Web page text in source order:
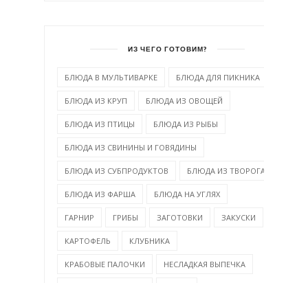
ИЗ ЧЕГО ГОТОВИМ?
БЛЮДА В МУЛЬТИВАРКЕ БЛЮДА ДЛЯ ПИКНИКА
БЛЮДА ИЗ КРУП БЛЮДА ИЗ ОВОЩЕЙ
БЛЮДА ИЗ ПТИЦЫ БЛЮДА ИЗ РЫБЫ
БЛЮДА ИЗ СВИНИНЫ И ГОВЯДИНЫ
БЛЮДА ИЗ СУБПРОДУКТОВ БЛЮДА ИЗ ТВОРОГА
БЛЮДА ИЗ ФАРША БЛЮДА НА УГЛЯХ
ГАРНИР ГРИБЫ ЗАГОТОВКИ ЗАКУСКИ
КАРТОФЕЛЬ КЛУБНИКА
КРАБОВЫЕ ПАЛОЧКИ НЕСЛАДКАЯ ВЫПЕЧКА